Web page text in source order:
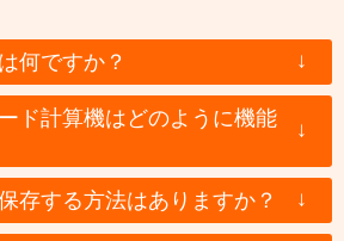
何ですか？ ↓
ド計算機はどのように機能
↓
存する方法はありますか？ ↓